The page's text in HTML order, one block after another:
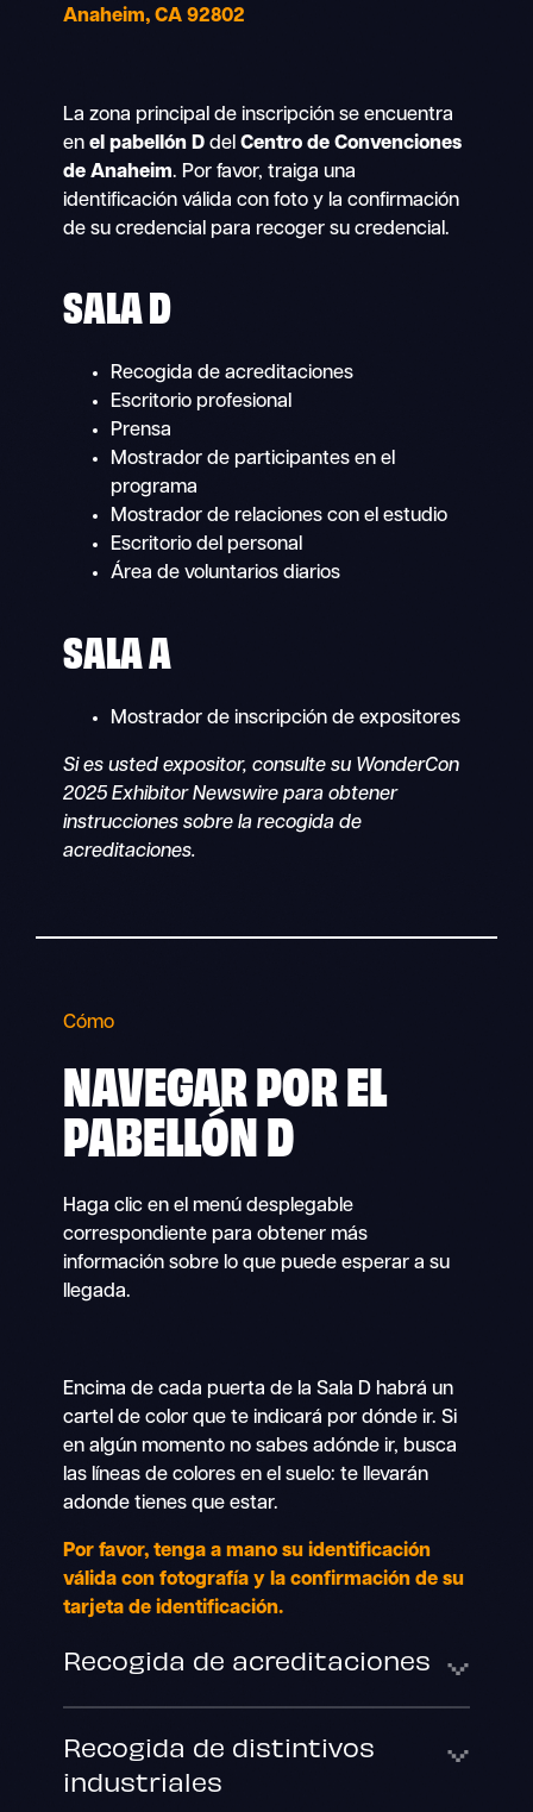
Anaheim, CA 92802
La zona principal de inscripción se encuentra
en el pabellón Ddel Centro de Convenciones
de Anaheim. Por favor, traiga una
identificación válida con foto y la confirmación
de su credencial para recoger su credencial.
SALA D
Recogida de acreditaciones
Escritorio profesional
Prensa
Mostrador de participantes en el
programa
Mostrador de relaciones con el estudio
Escritorio del personal
Área de voluntarios diarios
SALA A
Mostrador de inscripción de expositores
Si es usted expositor, consulte su WonderCon
2025 Exhibitor Newswire para obtener
instrucciones sobre la recogida de
acreditaciones.
Cómo
NAVEGAR POR EL
PABELLÓN D
Haga clic en el menú desplegable
correspondiente para obtener más
información sobre lo que puede esperar a su
llegada.
Encima de cada puerta de la Sala D habrá un
cartel de color que te indicará por dónde ir. Si
en algún momento no sabes adónde ir, busca
las líneas de colores en el suelo: te llevarán
adonde tienes que estar.
Por favor, tenga a mano su identificación
válida con fotografía y la confirmación de su
tarjeta de identificación.
Recogida de acreditaciones
Recogida de distintivos
industriales